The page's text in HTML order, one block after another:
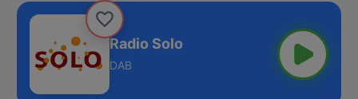
Radio Solo
DAB